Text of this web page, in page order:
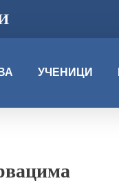
УЧЕНИЦИ